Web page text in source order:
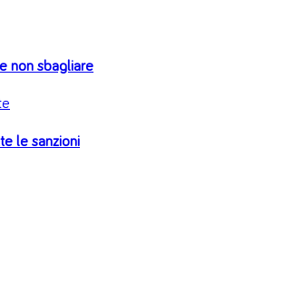
non sbagliare
le sanzioni